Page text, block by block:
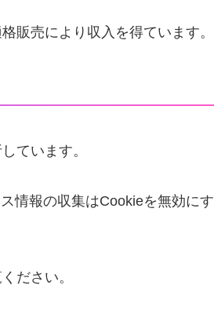
販売により収入を得ています。
ています。
情報の収集はCookieを無効にす
ださい。